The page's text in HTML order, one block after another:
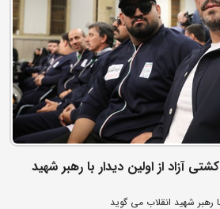
آزاد از اولین دیدار با رهبر شهید
رهبر شهید انقلاب می گوید